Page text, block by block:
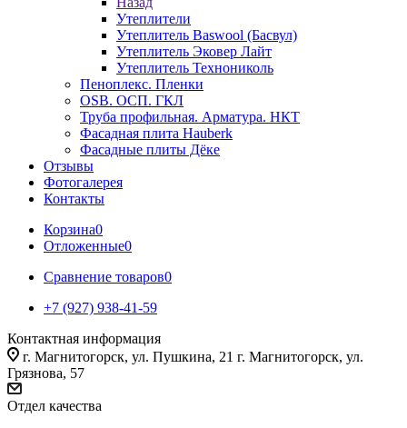
Утеплители
Утеплитель Baswool (Басвул)
Утеплитель Эковер Лайт
Утеплитель Технониколь
Пеноплекс. Пленки
OSB. ОСП. ГКЛ
Труба профильная. Арматура. НКТ
Фасадная плита Hauberk
Фасадные плиты Дёке
Отзывы
Фотогалерея
Контакты
Корзина0
Отложенные0
Сравнение товаров0
+7 (927) 938-41-59
Контактная информация
г. Магнитогорск, ул. Пушкина, 21 г. Магнитогорск, ул.
Грязнова, 57
Отдел качества